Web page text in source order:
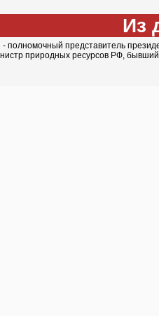
Из
- полномочный представитель
природных ресурсов РФ, бывший